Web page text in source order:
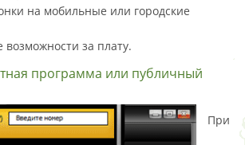
на мобильные или городские
за плату.
программа или публичный
При